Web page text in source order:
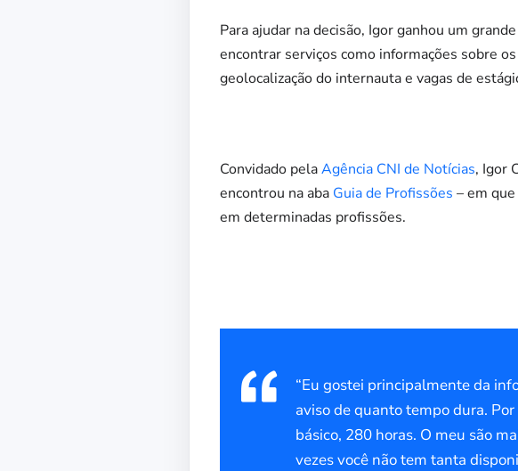
Para ajudar na decisão, Igor ganhou um
encontrar serviços como informações sobre
geolocalização do internauta e vagas de
Convidado pelaAgência CNI de Notícias, Igor
encontrou na aba Guia de Profissões – em
em determinadas profissões.
“Eu gostei principalmente da
aviso de quanto tempo dura.
básico, 280 horas. O meu são
vezes você não tem tanta